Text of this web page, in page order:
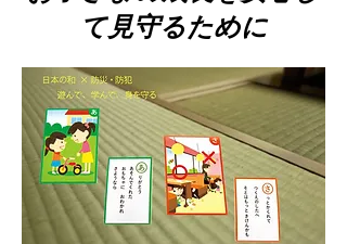
て見守るため​に